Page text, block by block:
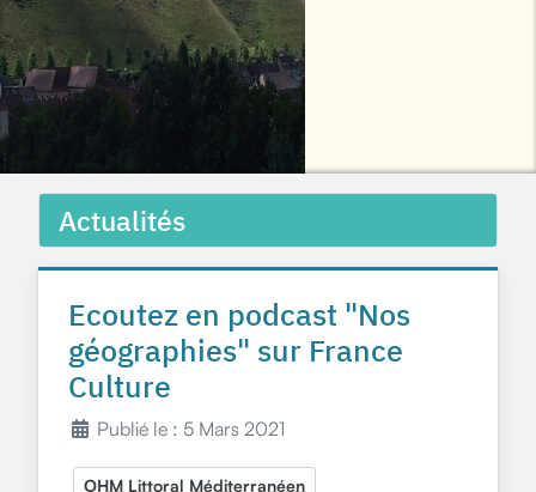
Actualités
Ecoutez en podcast "Nos
géographies" sur France
Culture
Publié le : 5 Mars 2021
OHM Littoral Méditerranéen